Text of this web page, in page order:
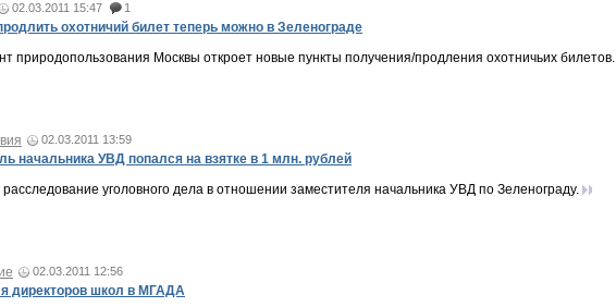
02.03.2011 15:47 1
охотничий билет теперь можно в Зеленограде
природопользования Москвы откроет новые пункты получения/продления охотничьих билетов.
02.03.2011 13:59
начальника УВД попался на взятке в 1 млн. рублей
уголовного дела в отношении заместителя начальника УВД по Зеленограду.
02.03.2011 12:56
директоров школ в МГАДА